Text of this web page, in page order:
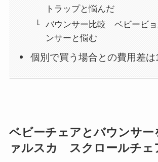
トラップと悩んだ
バウンサー比較 ベビービョ
ンサーと悩む
個別で買う場合との費用差は
ベビーチェアとバウンサー
ァルスカ スクロールチェ